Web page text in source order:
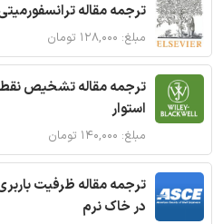
ترجمه مقاله
مبلغ: ۱۲۸,۰۰۰ تومان
ترجمه مقاله تشخیص نقطه
استوار
مبلغ: ۱۴۰,۰۰۰ تومان
ترجمه مقاله ظرفیت
در خاک نرم